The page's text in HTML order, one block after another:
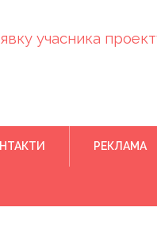
учасника
РЕКЛАМА